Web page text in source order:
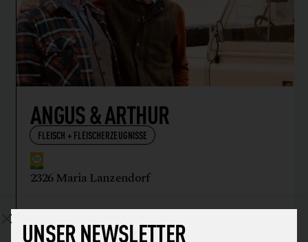
ANGUS & ARTHUR
FLEISCH + FLEISCHERZEUGNISSE
2326 Maria Lanzendorf
UNSER NEWSLETTER